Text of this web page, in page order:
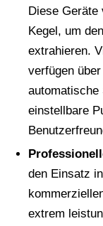
Diese Geräte
Kegel, um
extrahieren.
verfügen
automatische
einstellbare
den Einsatz
extrem